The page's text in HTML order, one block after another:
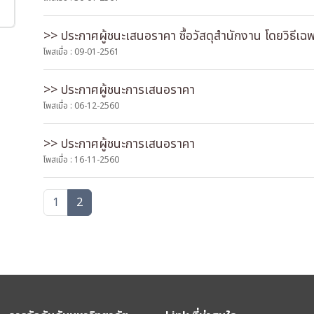
>> ประกาศผู้ชนะเสนอราคา ซื้อวัสดุสำนักงาน โดยวิธีเฉพ
โพสเมื่อ : 09-01-2561
>> ประกาศผู้ชนะการเสนอราคา
โพสเมื่อ : 06-12-2560
>> ประกาศผู้ชนะการเสนอราคา
โพสเมื่อ : 16-11-2560
1 2